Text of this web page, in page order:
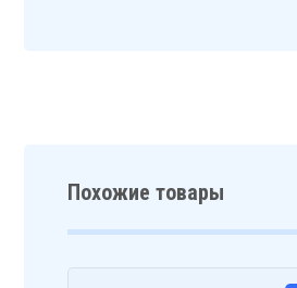
Похожие товары